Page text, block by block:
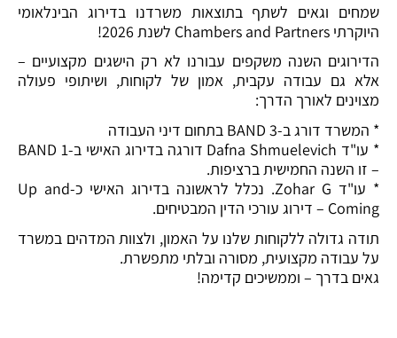
שמחים וגאים לשתף בתוצאות משרדנו בדירוג הבינלאומי
היוקרתי Chambers and Partners לשנת 2026!
הדירוגים השנה משקפים עבורנו לא רק הישגים מקצועיים –
אלא גם עבודה עקבית, אמון של לקוחות, ושיתופי פעולה
מצוינים לאורך הדרך:
* המשרד דורג ב-BAND 3 בתחום דיני העבודה
* עו"ד Dafna Shmuelevich
דורגה בדירוג האישי ב-BAND 1
– זו השנה החמישית ברציפות.
* עו"ד Zohar G.
נכלל לראשונה בדירוג האישי כ-Up and
Coming – דירוג עורכי הדין המבטיחים.
תודה גדולה ללקוחות שלנו על האמון, ולצוות המדהים במשרד
על עבודה מקצועית, מסורה ובלתי מתפשרת.
גאים בדרך – וממשיכים קדימה!